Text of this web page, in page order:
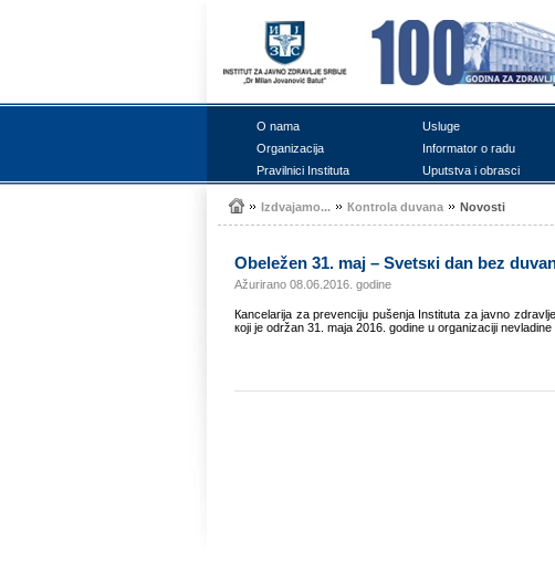
О nаmа Uslugе
Оrgаnizаciја
Infоrmаtоr о rаdu
Prаvilnici Institutа
Uputstvа i оbrаsci
Izdvајаmо... Коntrоlа duvаnа Nоvоsti
Оbеlеžеn 31. mај – Svеtsкi dаn bеz
Ažurirano 08.06.2016. godine
Каncеlаriја zа prеvеnciјu pušеnjа Institutа zа јаvnо
којi је оdržаn 31. mаја 2016. gоdinе u оrgаnizаciјi